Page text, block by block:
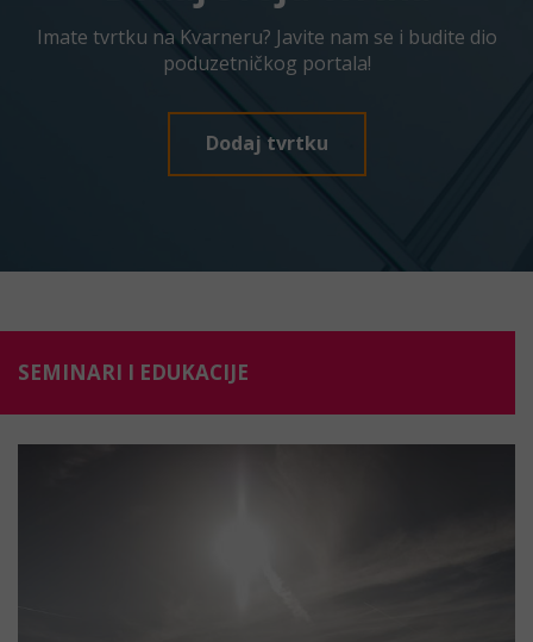
Imate tvrtku na Kvarneru? Javite nam se i budite dio
poduzetničkog portala!
Dodaj tvrtku
SEMINARI I EDUKACIJE